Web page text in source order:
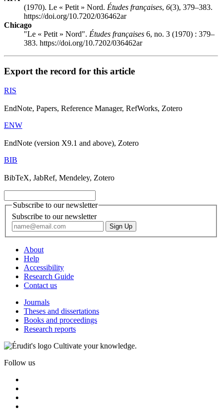
(1970). Le « Petit » Nord. Études françaises, 6(3), 379–383.
https://doi.org/10.7202/036462ar
Chicago
"Le « Petit » Nord". Études françaises 6, no. 3 (1970) : 379–
383. https://doi.org/10.7202/036462ar
Export the record for this article
RIS
EndNote, Papers, Reference Manager, RefWorks, Zotero
ENW
EndNote (version X9.1 and above), Zotero
BIB
BibTeX, JabRef, Mendeley, Zotero
Subscribe to our newsletter
Subscribe to our newsletter
About
Help
Accessibility
Research Guide
Contact us
Journals
Theses and dissertations
Books and proceedings
Research reports
Cultivate your knowledge.
Follow us